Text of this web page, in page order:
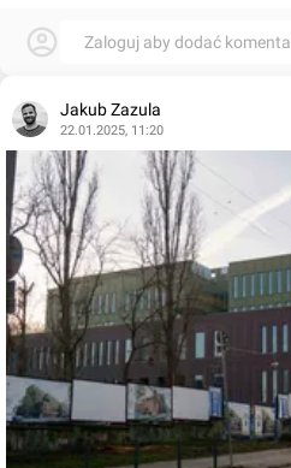
Zaloguj aby dodać
Jakub Zazula
22.01.2025, 11:20